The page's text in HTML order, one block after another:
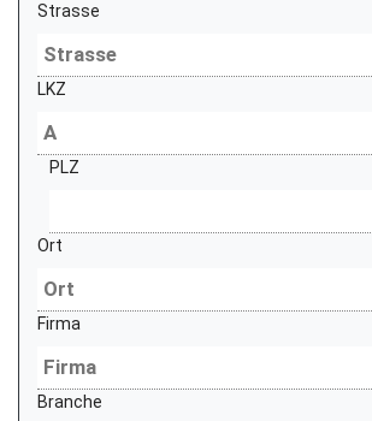
Strasse
LKZ
PLZ
Ort
Firma
Branche